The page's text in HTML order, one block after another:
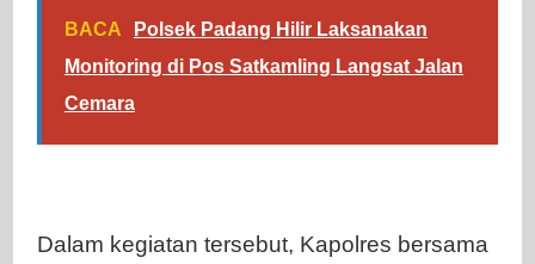
BACA
Polsek Padang Hilir Laksanakan
Monitoring di Pos Satkamling Langsat Jalan
Cemara
Dalam kegiatan tersebut, Kapolres bersama